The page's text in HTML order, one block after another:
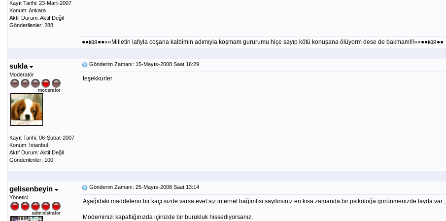
Kayıt Tarihi: 23-Mart-2007
Konum: Ankara
Aktif Durum: Aktif Değil
Gönderilenler: 288
●●квя●●««Milletin lafıyla coşana kalbimin adımıyla koşmam gururumu hiçe sayıp kötü konuşana ölüyorm dese de bakmam!!!»»●●квя●●
sukla
Moderatör
Kayıt Tarihi: 06-Şubat-2007
Konum: İstanbul
Aktif Durum: Aktif Değil
Gönderilenler: 100
Gönderim Zamanı: 15-Mayıs-2008 Saat 16:29
teşekkurler
gelisenbeyin
Yönetici
Gönderim Zamanı: 25-Mayıs-2008 Saat 13:14
Aşağıdaki maddelerin bir kaçı sizde varsa evet siz internet bağımlısı sayılırsınız en kısa zamanda bir psikoloğa görünmenizde fayda var ;
Modeminizi kapattığınızda içinizde bir burukluk hissediyorsanız,